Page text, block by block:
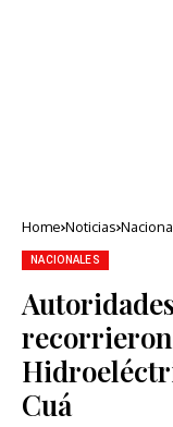
Home Noticias
NACIONALES
Cuá